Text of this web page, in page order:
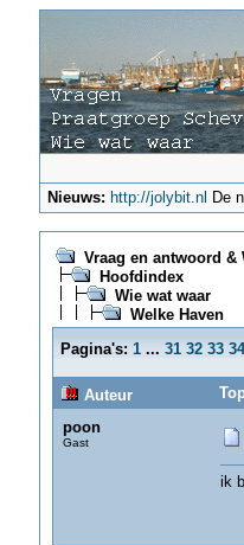
Nieuws: http://jolybit.nl De
Vraag en antwoord &
Hoofdindex
Wie wat waar
Welke Haven
Pagina's: 1 ... 31 32 33 34
Auteur
poon
Gast
ik